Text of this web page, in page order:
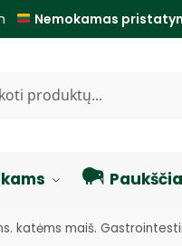
Nemokamas
katėms maiš.